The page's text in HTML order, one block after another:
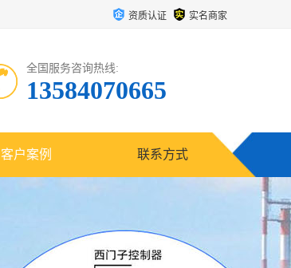
资质认证 实名商家
全国服务咨询热线:
13584070665
客户案例 联系方式